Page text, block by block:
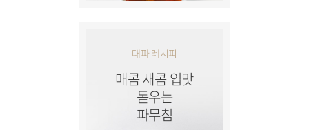
대파 레시피
매콤 새콤 입맛
돋우는
파무침